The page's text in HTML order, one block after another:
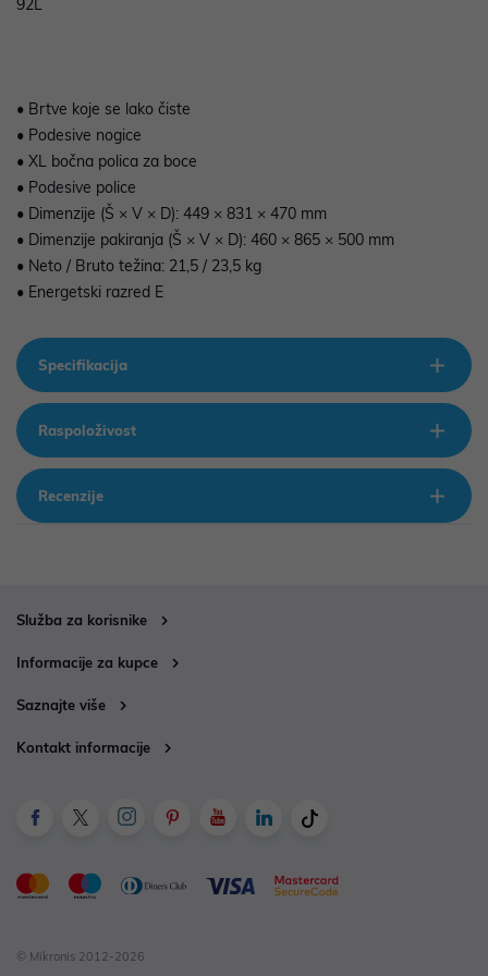
92L
• Brtve koje se lako čiste
• Podesive nogice
• XL bočna polica za boce
• Podesive police
• Dimenzije (Š × V × D): 449 × 831 × 470 mm
• Dimenzije pakiranja (Š × V × D): 460 × 865 × 500 mm
• Neto / Bruto težina: 21,5 / 23,5 kg
• Energetski razred E
Specifikacija
Raspoloživost
Recenzije
Služba za korisnike
Informacije za kupce
Saznajte više
Kontakt informacije
© Mikronis 2012-2026